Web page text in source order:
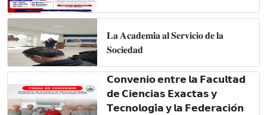
𝐋𝐚 𝐀𝐜𝐚𝐝𝐞𝐦𝐢́𝐚 𝐚𝐥 𝐒𝐞𝐫𝐯𝐢𝐜𝐢𝐨 𝐝𝐞 𝐥𝐚
𝐒𝐨𝐜𝐢𝐞𝐝𝐚𝐝
𝗖𝗼𝗻𝘃𝗲𝗻𝗶𝗼 𝗲𝗻𝘁𝗿𝗲 𝗹𝗮 𝗙𝗮𝗰𝘂𝗹𝘁𝗮𝗱
𝗱𝗲 𝗖𝗶𝗲𝗻𝗰𝗶𝗮𝘀 𝗘𝘅𝗮𝗰𝘁𝗮𝘀 𝘆
𝗧𝗲𝗰𝗻𝗼𝗹𝗼𝗴𝗶́𝗮 𝘆 𝗹𝗮 𝗙𝗲𝗱𝗲𝗿𝗮𝗰𝗶𝗼́𝗻